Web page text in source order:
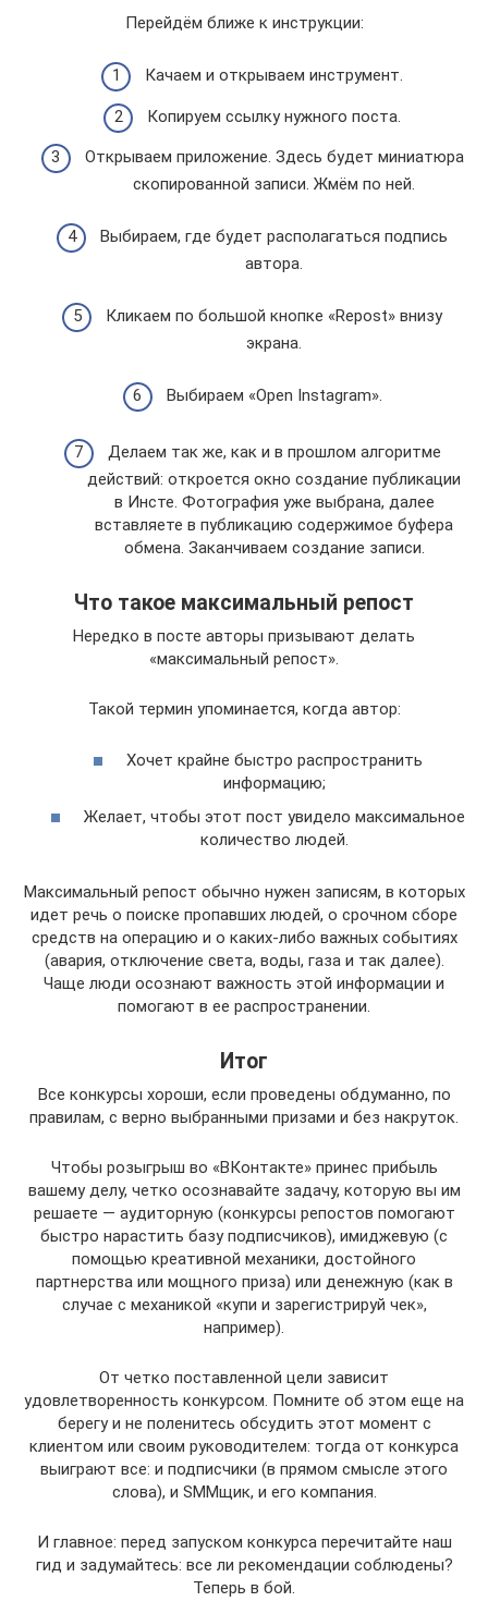
Перейдём ближе к инструкции:
Качаем и открываем инструмент.
Копируем ссылку нужного поста.
Открываем приложение. Здесь будет миниатюра
скопированной записи. Жмём по ней.
Выбираем, где будет располагаться подпись
автора.
Кликаем по большой кнопке «Repost» внизу
экрана.
Выбираем «Open Instagram».
Делаем так же, как и в прошлом алгоритме
действий: откроется окно создание публикации
в Инсте. Фотография уже выбрана, далее
вставляете в публикацию содержимое буфера
обмена. Заканчиваем создание записи.
Что такое максимальный репост
Нередко в посте авторы призывают делать
«максимальный репост».
Такой термин упоминается, когда автор:
Хочет крайне быстро распространить
информацию;
Желает, чтобы этот пост увидело максимальное
количество людей.
Максимальный репост обычно нужен записям, в которых
идет речь о поиске пропавших людей, о срочном сборе
средств на операцию и о каких-либо важных событиях
(авария, отключение света, воды, газа и так далее).
Чаще люди осознают важность этой информации и
помогают в ее распространении.
Итог
Все конкурсы хороши, если проведены обдуманно, по
правилам, с верно выбранными призами и без накруток.
Чтобы розыгрыш во «ВКонтакте» принес прибыль
вашему делу, четко осознавайте задачу, которую вы им
решаете — аудиторную (конкурсы репостов помогают
быстро нарастить базу подписчиков), имиджевую (с
помощью креативной механики, достойного
партнерства или мощного приза) или денежную (как в
случае с механикой «купи и зарегистрируй чек»,
например).
От четко поставленной цели зависит
удовлетворенность конкурсом. Помните об этом еще на
берегу и не поленитесь обсудить этот момент с
клиентом или своим руководителем: тогда от конкурса
выиграют все: и подписчики (в прямом смысле этого
слова), и SMMщик, и его компания.
И главное: перед запуском конкурса перечитайте наш
гид и задумайтесь: все ли рекомендации соблюдены?
Теперь в бой.